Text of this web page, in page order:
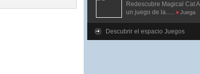
Redescubre Magical Cat
un juego de la......
Juega
Descubrir el espacio Juegos